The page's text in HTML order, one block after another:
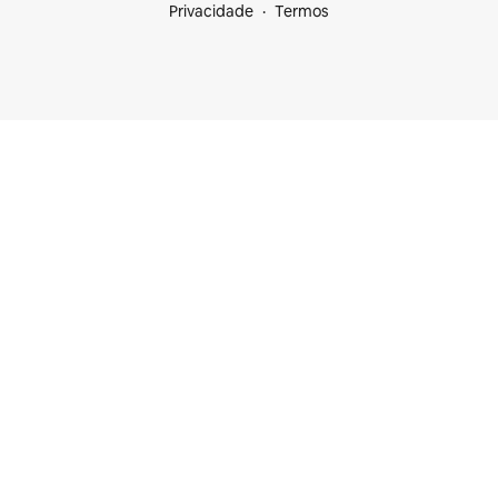
Privacidade
Termos